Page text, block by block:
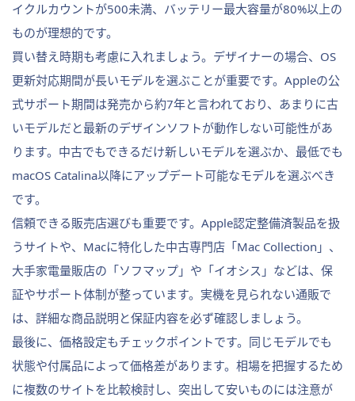
イクルカウントが500未満、バッテリー最大容量が80%以上の
ものが理想的です。
買い替え時期も考慮に入れましょう。デザイナーの場合、OS
更新対応期間が長いモデルを選ぶことが重要です。Appleの公
式サポート期間は発売から約7年と言われており、あまりに古
いモデルだと最新のデザインソフトが動作しない可能性があ
ります。中古でもできるだけ新しいモデルを選ぶか、最低でも
macOS Catalina以降にアップデート可能なモデルを選ぶべき
です。
信頼できる販売店選びも重要です。Apple認定整備済製品を扱
うサイトや、Macに特化した中古専門店「Mac Collection」、
大手家電量販店の「ソフマップ」や「イオシス」などは、保
証やサポート体制が整っています。実機を見られない通販で
は、詳細な商品説明と保証内容を必ず確認しましょう。
最後に、価格設定もチェックポイントです。同じモデルでも
状態や付属品によって価格差があります。相場を把握するため
に複数のサイトを比較検討し、突出して安いものには注意が